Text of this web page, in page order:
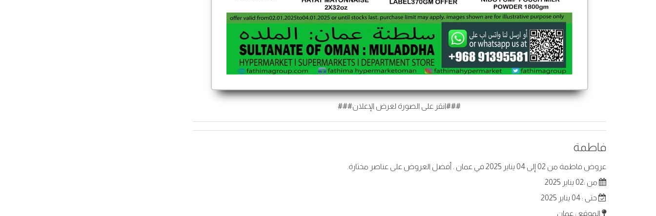
###انقر على الصورة لعرض الإعلان###
فاطمة
عروض فاطمة من 02 إلى 04 يناير 2025 في عمان . أفضل العروض على عناصر مختارة.
من :02 يناير 2025
حتى : 04 يناير 2025
الموقع : عمان